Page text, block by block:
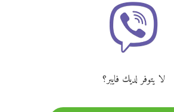
لا يتوفر لديك فايبر؟